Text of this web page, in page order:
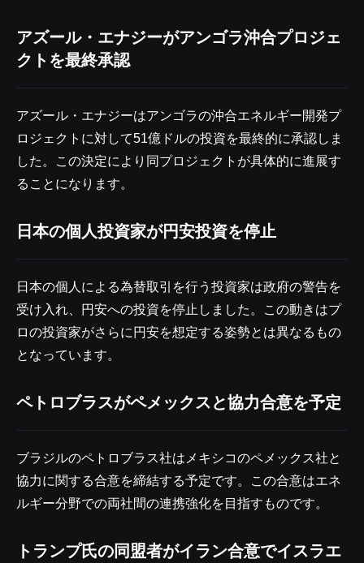
アズール・エナジーがアンゴラ沖合プロジェ
クトを最終承認
アズール・エナジーはアンゴラの沖合エネルギー開発プ
ロジェクトに対して51億ドルの投資を最終的に承認しま
した。この決定により同プロジェクトが具体的に進展す
ることになります。
日本の個人投資家が円安投資を停止
日本の個人による為替取引を行う投資家は政府の警告を
受け入れ、円安への投資を停止しました。この動きはプ
ロの投資家がさらに円安を想定する姿勢とは異なるもの
となっています。
ペトロブラスがペメックスと協力合意を予定
ブラジルのペトロブラス社はメキシコのペメックス社と
協力に関する合意を締結する予定です。この合意はエネ
ルギー分野での両社間の連携強化を目指すものです。
トランプ氏の同盟者がイラン合意でイスラエ